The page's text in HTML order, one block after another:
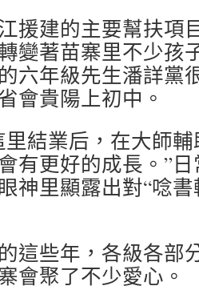
援建的主要幫扶項
變著苗寨里不少孩
六年級先生潘詳黨
會貴陽上初中。
里結業后，在大師
有更好的成長。”
神里顯露出對“唸
這些年，各級各部
會聚了不少愛心。